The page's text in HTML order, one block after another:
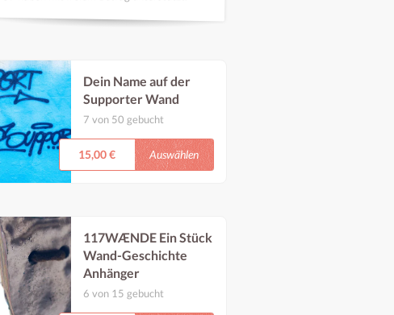
Dein Name auf der
Supporter Wand
7 von 50 gebucht
Verewige dich mit deinem
Namen an unserer
Supporter Wand Vorort.
übernimmt das für dich!
15,00 € Auswählen
117WÆNDE Ein Stück
Wand-Geschichte
Anhänger
6 von 15 gebucht
117 Schichten. Ein Stück